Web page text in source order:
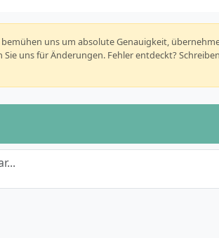
uns um absolute Genauigkeit,
uns für Änderungen. Fehler entdeckt?